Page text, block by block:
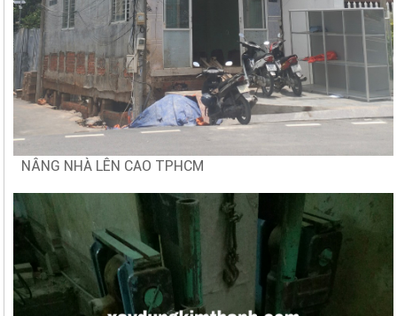
NÂNG NHÀ LÊN CAO TPHCM